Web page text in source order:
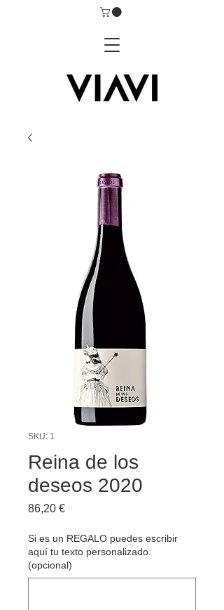
SKU: 1
Reina de los
deseos 2020
86,20 €Price
Si es un REGALO puedes escribir
aquí tu texto personalizado.
(opcional)